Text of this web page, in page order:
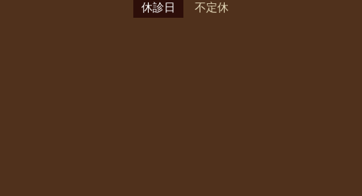
休診日
不定休